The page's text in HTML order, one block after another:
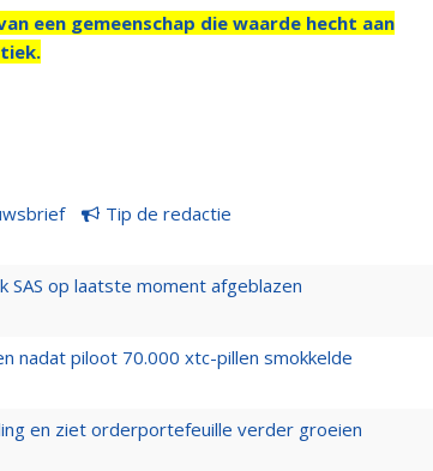
een gemeenschap die waarde hecht aan
Tip de redactie
SAS op laatste moment afgeblazen
nadat piloot 70.000 xtc-pillen smokkelde
en ziet orderportefeuille verder groeien